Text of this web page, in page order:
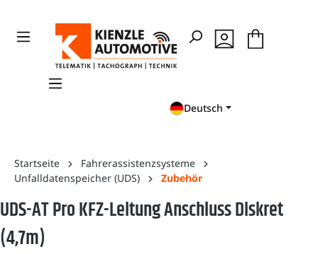
Deutsch
Startseite
Fahrerassistenzsysteme
Unfalldatenspeicher (UDS)
Zubehör
UDS-AT Pro KFZ-Leitung Anschluss Diskret
(4,7m)